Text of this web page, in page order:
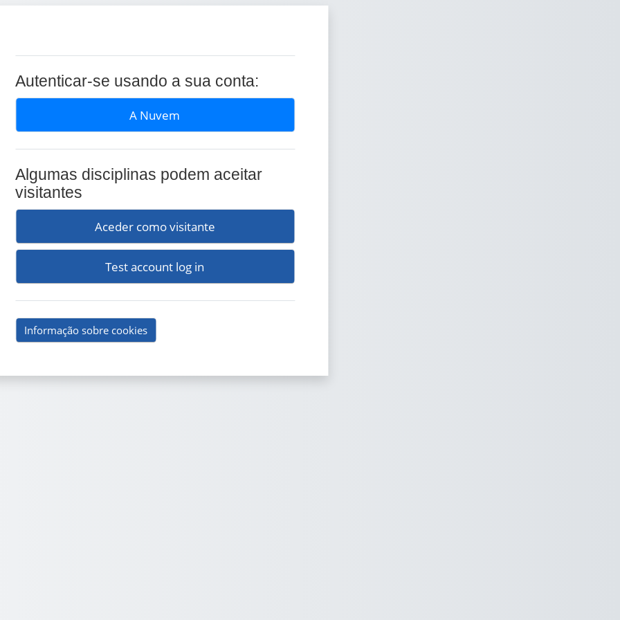
Autenticar-se usando a sua conta:
A Nuvem
Algumas disciplinas podem aceitar
visitantes
Aceder como visitante
Test account log in
Informação sobre cookies